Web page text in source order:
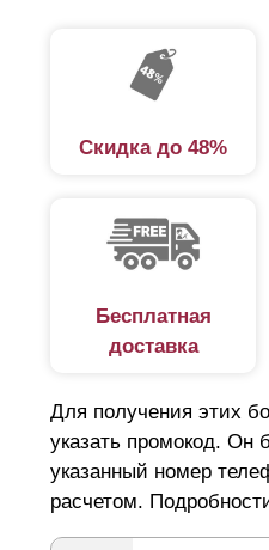
Скидка до 48%
Бесплатная
доставка
Для получения этих
указать промокод. Он
указанный номер
расчетом.